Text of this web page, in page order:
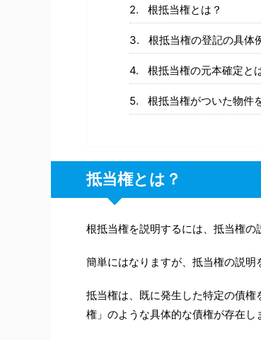
根抵当権とは？
根抵当権の登記の具体
根抵当権の元本確定と
根抵当権がついた物件
抵当権とは？
根抵当権を説明するには、抵当権の
簡単にはなりますが、抵当権の説明
抵当権は、既に発生した特定の債
権」のような具体的な債権が存在し